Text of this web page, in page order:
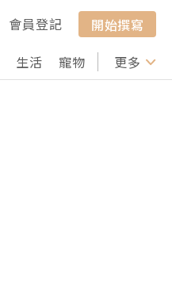
會員登記
開始撰寫
生活 寵物 行山 打卡
更多